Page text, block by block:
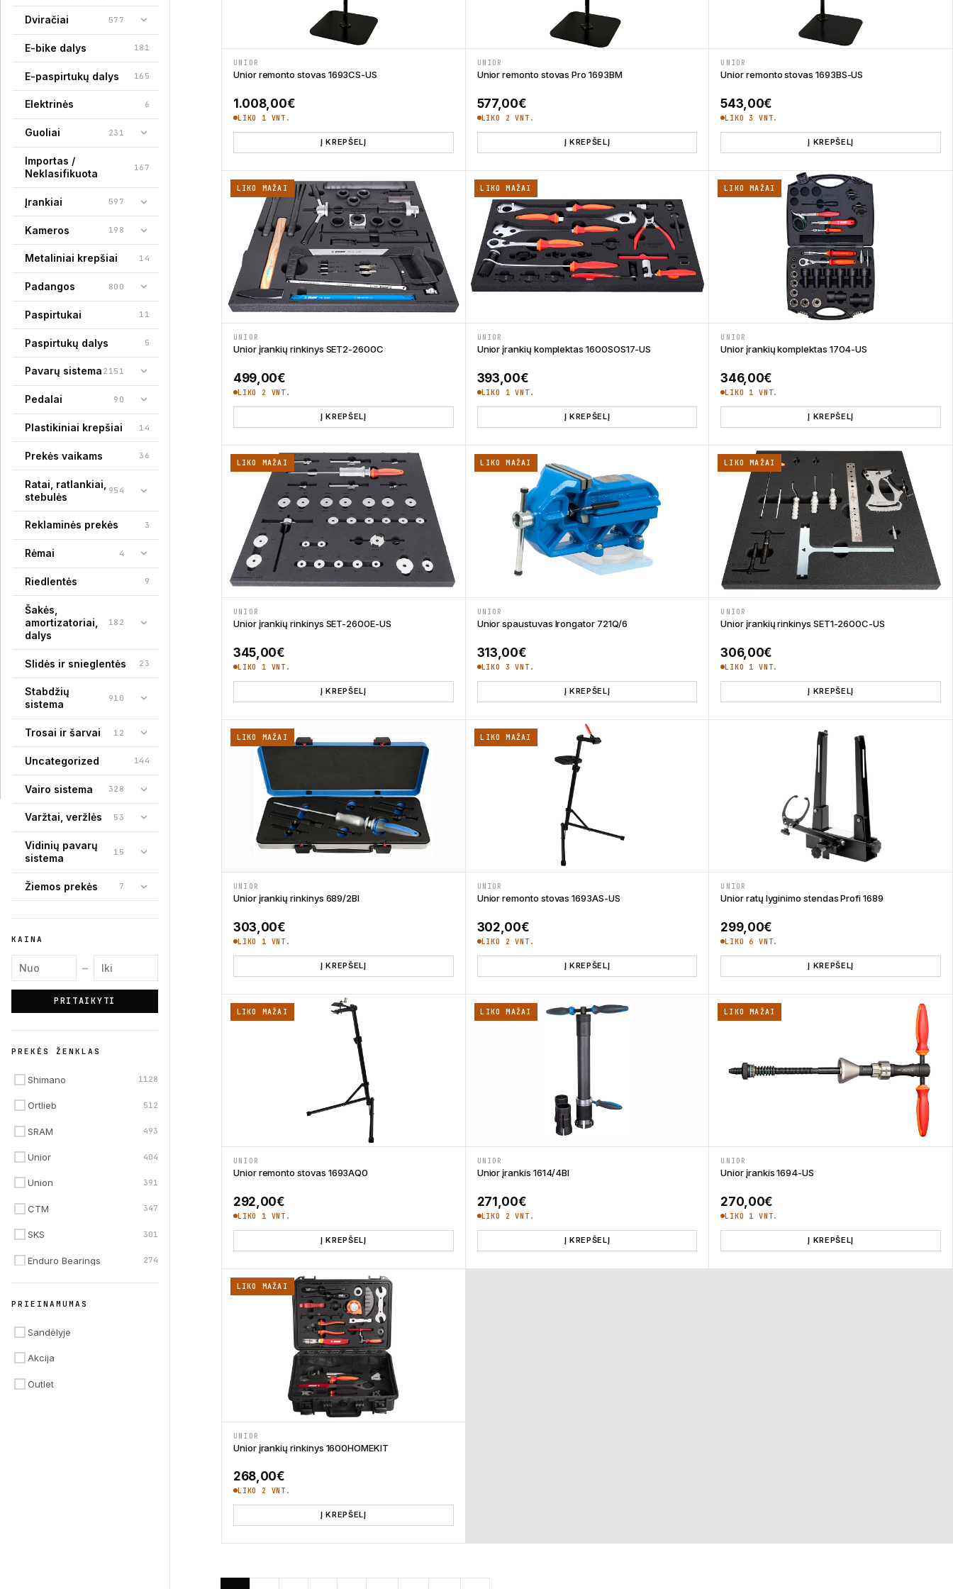
Dviračiai 577
E-bike dalys 181
E-paspirtukų dalys 165
Elektrinės 6
Guoliai 231
Importas /
Neklasifikuota
167
Įrankiai 597
Kameros 198
Metaliniai krepšiai 14
Padangos 800
Paspirtukai 11
Paspirtukų dalys 5
Pavarų sistema 2151
Pedalai 90
Plastikiniai krepšiai 14
Prekės vaikams 36
Ratai, ratlankiai,
stebulės
954
Reklaminės prekės 3
Rėmai 4
Riedlentės 9
Šakės,
amortizatoriai,
dalys
182
Slidės ir snieglentės 23
Stabdžių
sistema
910
Trosai ir šarvai 12
Uncategorized 144
Vairo sistema 328
Varžtai, veržlės 53
Vidinių pavarų
sistema
15
Žiemos prekės 7
KAINA
Minimali kaina – Maksimali kaina
PRITAIKYTI
PREKĖS ŽENKLAS
Shimano 1128
Ortlieb 512
SRAM 493
Unior 404
Union 391
CTM 347
SKS 301
Enduro Bearings 274
Jagwire 260
GripGrab
CST
PRIEINAMUMAS
Sandėlyje
Akcija
Outlet
UNIOR
Unior remonto stovas 1693CS-US
1.008,00€
LIKO 1 VNT.
Į KREPŠELĮ
UNIOR
Unior remonto stovas Pro 1693BM
577,00€
LIKO 2 VNT.
Į KREPŠELĮ
UNIOR
Unior remonto stovas 1693BS-US
543,00€
LIKO 3 VNT.
Į KREPŠELĮ
LIKO MAŽAI
UNIOR
Unior įrankių rinkinys SET2-2600C
499,00€
LIKO 2 VNT.
Į KREPŠELĮ
LIKO MAŽAI
UNIOR
Unior įrankių komplektas 1600SOS17-US
393,00€
LIKO 1 VNT.
Į KREPŠELĮ
LIKO MAŽAI
UNIOR
Unior įrankių komplektas 1704-US
346,00€
LIKO 1 VNT.
Į KREPŠELĮ
LIKO MAŽAI
UNIOR
Unior įrankių rinkinys SET-2600E-US
345,00€
LIKO 1 VNT.
Į KREPŠELĮ
LIKO MAŽAI
UNIOR
Unior spaustuvas Irongator 721Q/6
313,00€
LIKO 3 VNT.
Į KREPŠELĮ
LIKO MAŽAI
UNIOR
Unior įrankių rinkinys SET1-2600C-US
306,00€
LIKO 1 VNT.
Į KREPŠELĮ
LIKO MAŽAI
UNIOR
Unior įrankių rinkinys 689/2BI
303,00€
LIKO 1 VNT.
Į KREPŠELĮ
LIKO MAŽAI
UNIOR
Unior remonto stovas 1693AS-US
302,00€
LIKO 2 VNT.
Į KREPŠELĮ
UNIOR
Unior ratų lyginimo stendas Profi 1689
299,00€
LIKO 6 VNT.
Į KREPŠELĮ
LIKO MAŽAI
UNIOR
Unior remonto stovas 1693AQ0
292,00€
LIKO 1 VNT.
Į KREPŠELĮ
LIKO MAŽAI
UNIOR
Unior įrankis 1614/4BI
271,00€
LIKO 2 VNT.
Į KREPŠELĮ
LIKO MAŽAI
UNIOR
Unior įrankis 1694-US
270,00€
LIKO 1 VNT.
Į KREPŠELĮ
LIKO MAŽAI
UNIOR
Unior įrankių rinkinys 1600HOMEKIT
268,00€
LIKO 2 VNT.
Į KREPŠELĮ